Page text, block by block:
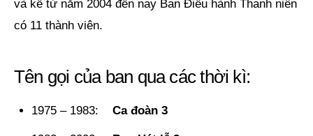
và kể từ năm 2004 đến nay Ban Điều hành Thanh niên
có 11 thành viên.
Tên gọi của ban qua các thời kì:
1975 – 1983:Ca đoàn 3